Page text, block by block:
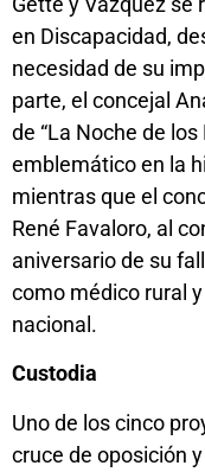
en Discapacidad,
necesidad de su
parte, el concejal
de “La Noche de
emblemático en la
mientras que el
René Favaloro, al
aniversario de su
como médico rural
nacional.
Custodia
Uno de los cinco
cruce de oposición